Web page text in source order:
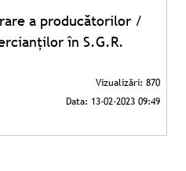
a producătorilor /
în S.G.R.